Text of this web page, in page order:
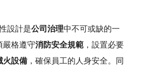
設計是公司治理中不可或缺的一
嚴格遵守消防安全規範 ，設置必要
火設備 ，確保員工的人身安全。同